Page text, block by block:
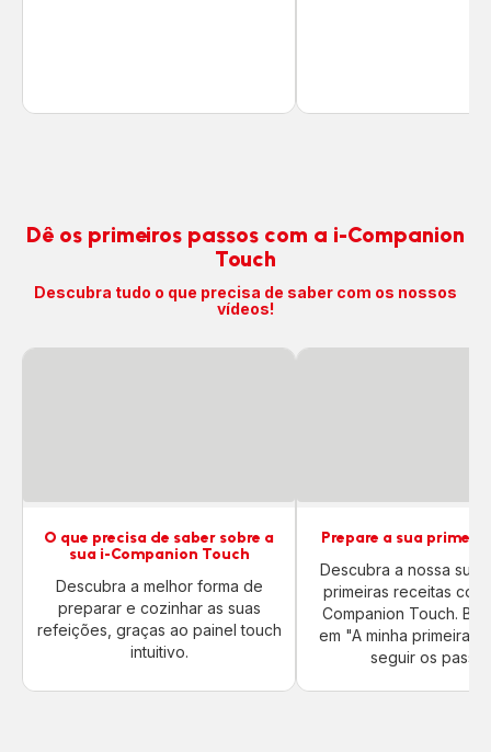
Dê os primeiros passos com a i-Companion
Touch
Descubra tudo o que precisa de saber com os nossos
vídeos!
O que precisa de saber sobre a
sua i-Companion Touch
Descubra a melhor forma de
preparar e cozinhar as suas
refeições, graças ao painel touch
intuitivo.
Prepare a sua
Descubra a nossa
primeiras receitas com
Companion Touch.
em "A minha primeira
seguir os